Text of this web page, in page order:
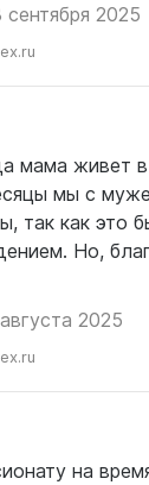
сентября 2025
мама живет в
мы с
так как это
Но,
2025
на